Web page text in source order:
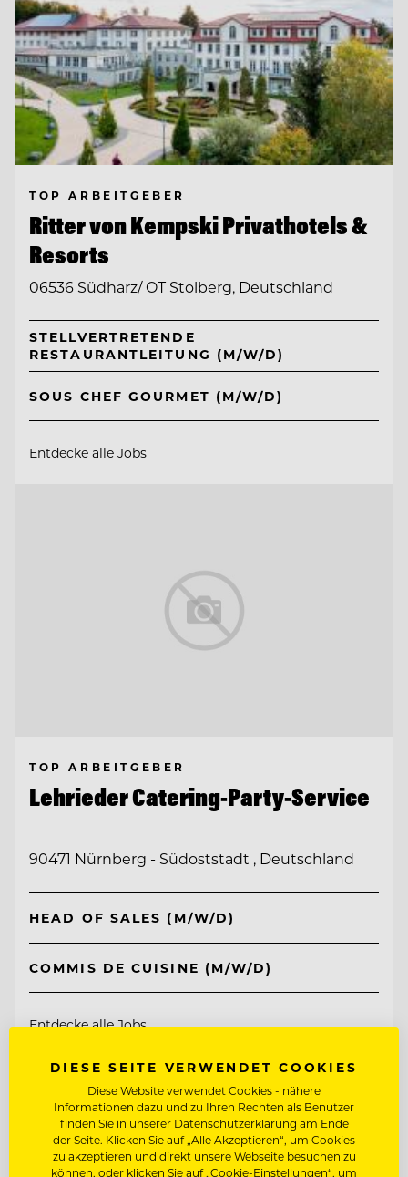
TOP ARBEITGEBER
Ritter von Kempski Privathotels &
Resorts
06536 Südharz/ OT Stolberg, Deutschland
STELLVERTRETENDE
RESTAURANTLEITUNG (M/W/D)
SOUS CHEF GOURMET (M/W/D)
Entdecke alle Jobs
TOP ARBEITGEBER
Lehrieder Catering-Party-Service
90471 Nürnberg - Südoststadt , Deutschland
HEAD OF SALES (M/W/D)
COMMIS DE CUISINE (M/W/D)
Entdecke alle Jobs
DIESE SEITE VERWENDET COOKIES
Diese Website verwendet Cookies - nähere
Informationen dazu und zu Ihren Rechten als Benutzer
finden Sie in unserer Datenschutzerklärung am Ende
der Seite. Klicken Sie auf „Alle Akzeptieren“, um Cookies
zu akzeptieren und direkt unsere Webseite besuchen zu
können, oder klicken Sie auf „Cookie-Einstellungen“, um